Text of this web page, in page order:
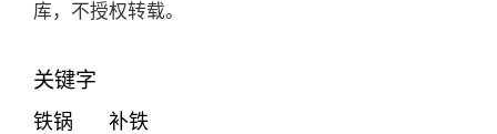
库，不授权转载。
关键字
铁锅 补铁